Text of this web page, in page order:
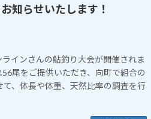
知らせいたします！
インさんの鮎釣り大会が開催されま
尾をご提供いただき、向町で組合の
、体長や体重、天然比率の調査を行